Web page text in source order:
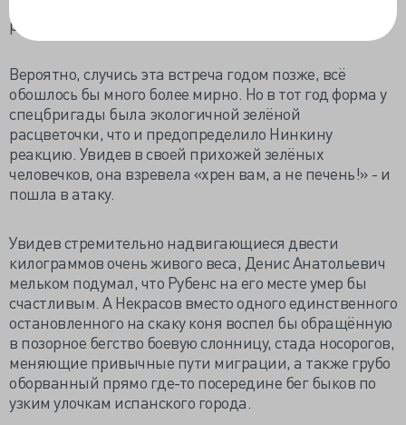
расстеленные матрасы...
Вероятно, случись эта встреча годом позже, всё
обошлось бы много более мирно. Но в тот год форма у
спецбригады была экологичной зелёной
расцветочки, что и предопределило Нинкину
реакцию. Увидев в своей прихожей зелёных
человечков, она взревела «хрен вам, а не печень!» - и
пошла в атаку.
Увидев стремительно надвигающиеся двести
килограммов очень живого веса, Денис Анатольевич
мельком подумал, что Рубенс на его месте умер бы
счастливым. А Некрасов вместо одного единственного
остановленного на скаку коня воспел бы обращённую
в позорное бегство боевую слонницу, стада носорогов,
меняющие привычные пути миграции, а также грубо
оборванный прямо где-то посередине бег быков по
узким улочкам испанского города.